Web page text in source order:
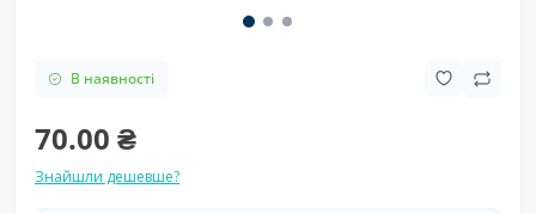
В наявності
70.00 ₴
Знайшли дешевше?